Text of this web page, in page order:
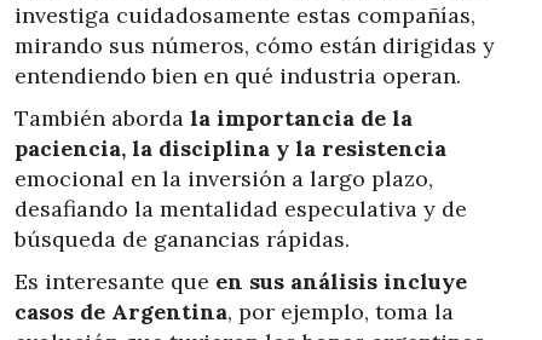
investiga cuidadosamente estas compañías,
mirando sus números, cómo están dirigidas y
entendiendo bien en qué industria operan.
También aborda la importancia de la
paciencia, la disciplina y la resistencia
emocional en la inversión a largo plazo,
desafiando la mentalidad especulativa y de
búsqueda de ganancias rápidas.
Es interesante que en sus análisis incluye
casos de Argentina, por ejemplo, toma la